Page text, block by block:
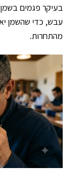
בעיקר פגמים
עבש, כדי שהשמן
מהתחרות.